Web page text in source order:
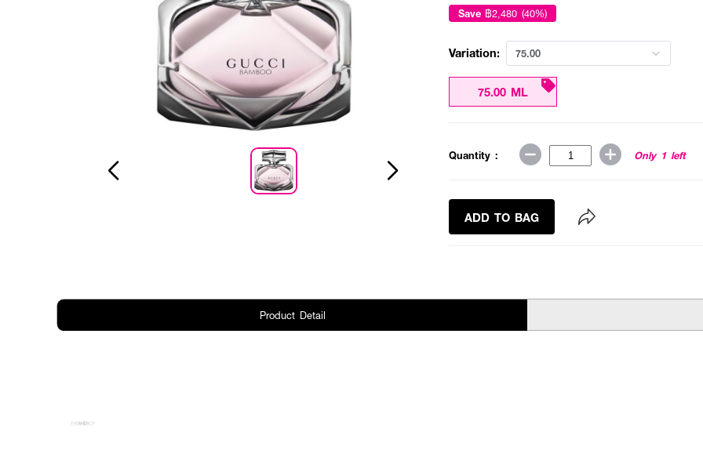
Save ฿2,480 (40%)
Variation: 75.00
75.00 ML
Quantity : Only 1 left
ADD TO BAG
Product Detail